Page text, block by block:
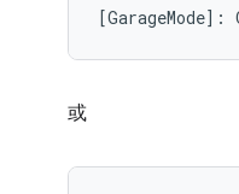
[GarageMode] :
或